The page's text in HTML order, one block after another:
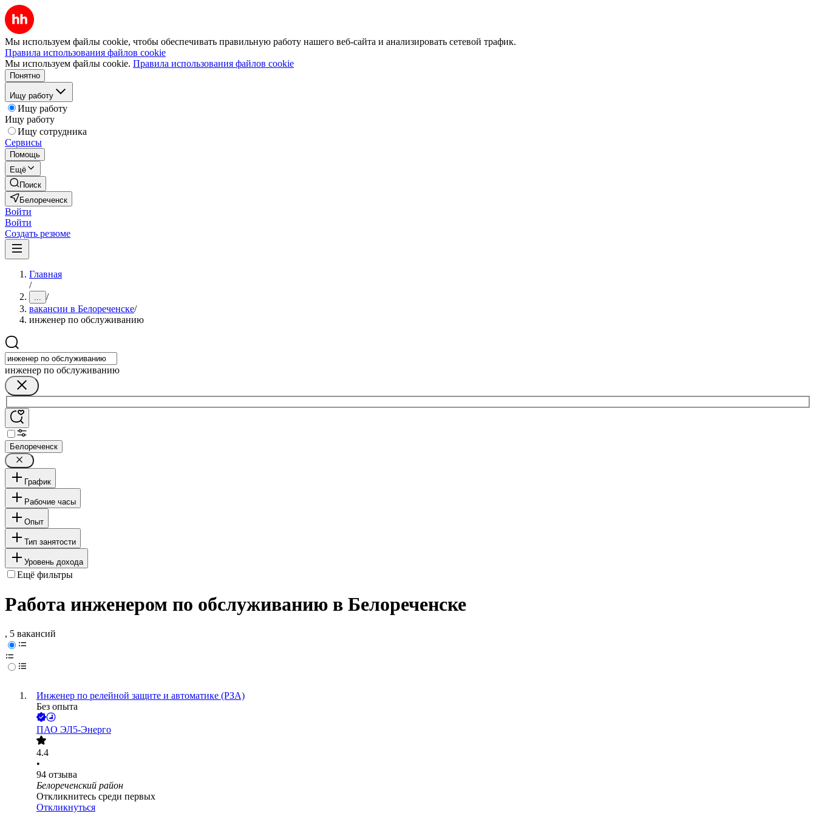
Мы используем файлы cookie, чтобы обеспечивать правильную работу нашего веб-сайта и анализировать сетевой трафик.
Правила использования файлов cookie
Мы используем файлы cookie. Правила использования файлов cookie
Понятно
Ищу работу
Ищу работу
Ищу работу
Ищу сотрудника
Сервисы
Помощь
Ещё
Поиск
Белореченск
Войти
Войти
Создать резюме
Главная
/
... /
вакансии в Белореченске/
инженер по обслуживанию
инженер по обслуживанию
Белореченск
График
Рабочие часы
Опыт
Тип занятости
Уровень дохода
Ещё фильтры
Работа инженером по обслуживанию в Белореченске
, 5 вакансий
Инженер по релейной защите и автоматике (РЗА)
Без опыта
ПАО ЭЛ5-Энерго
4.4
•
94 отзыва
Белореченский район
Откликнитесь среди первых
Откликнуться